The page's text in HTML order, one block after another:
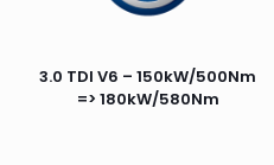
3.0 TDI V6 – 150kW/500Nm
=> 180kW/580Nm